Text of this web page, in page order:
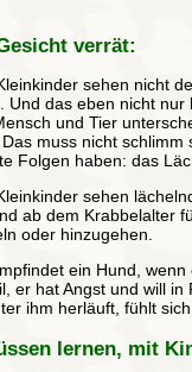
verrät:
sehen nicht
Und das eben nicht
und Tier
muss nicht
Folgen haben: das
sehen
ab dem Krabbelalter
oder hinzugehen.
ein Hund,
er hat Angst und will
ihm herläuft, fühlt
lernen, mit